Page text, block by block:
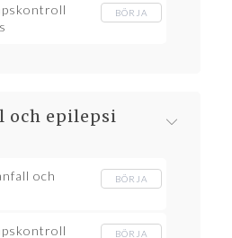
BÖRJA
och epilepsi
och
BÖRJA
BÖRJA